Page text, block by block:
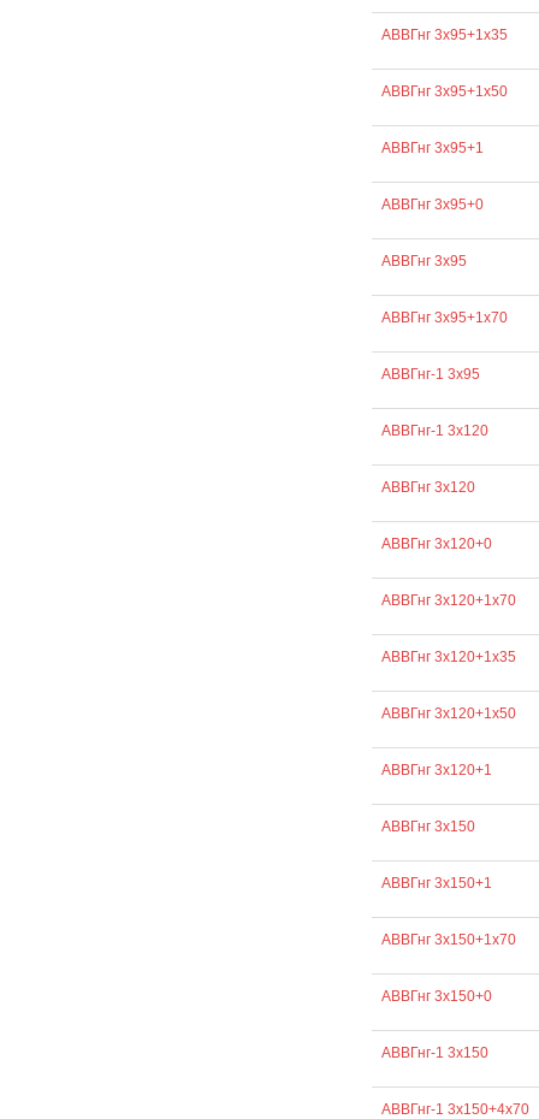
АВВГнг 3х95+1х35
АВВГнг 3х95+1х50
АВВГнг 3х95+1
АВВГнг 3х95+0
АВВГнг 3х95
АВВГнг 3х95+1х70
АВВГнг-1 3х95
АВВГнг-1 3х120
АВВГнг 3х120
АВВГнг 3х120+0
АВВГнг 3х120+1х70
АВВГнг 3х120+1х35
АВВГнг 3х120+1х50
АВВГнг 3х120+1
АВВГнг 3х150
АВВГнг 3х150+1
АВВГнг 3х150+1х70
АВВГнг 3х150+0
АВВГнг-1 3х150
АВВГнг-1 3х150+4х70